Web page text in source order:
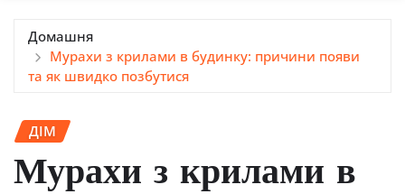
Домашня
Мурахи з крилами в будинку: причини появи
та як швидко позбутися
ДІМ
Мурахи з крилами в